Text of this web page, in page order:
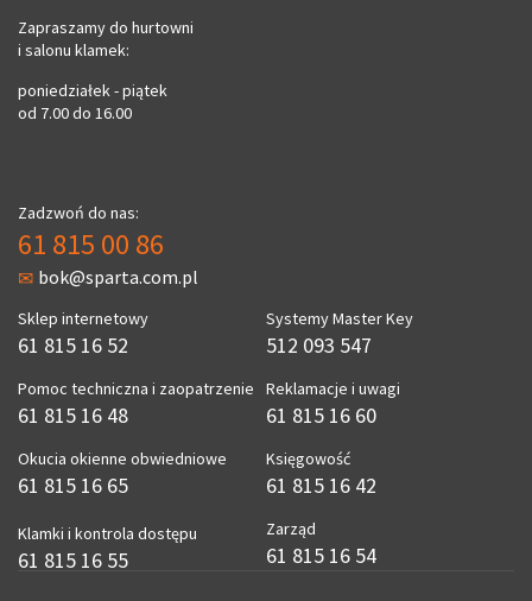
Zapraszamy do hurtowni
i salonu klamek:
poniedziałek - piątek
od 7.00 do 16.00
Zadzwoń do nas:
61 815 00 86
bok@sparta.com.pl
Sklep internetowy
61 815 16 52
Pomoc techniczna i zaopatrzenie
61 815 16 48
Okucia okienne obwiedniowe
61 815 16 65
Klamki i kontrola dostępu
61 815 16 55
Systemy Master Key
512 093 547
Reklamacje i uwagi
61 815 16 60
Księgowość
61 815 16 42
Zarząd
61 815 16 54